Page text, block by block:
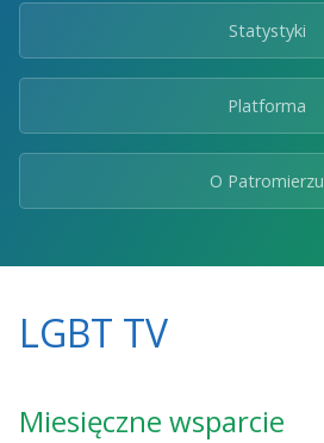
Statystyki
Platforma
O Patromierzu
LGBT TV
Miesięczne wsparcie